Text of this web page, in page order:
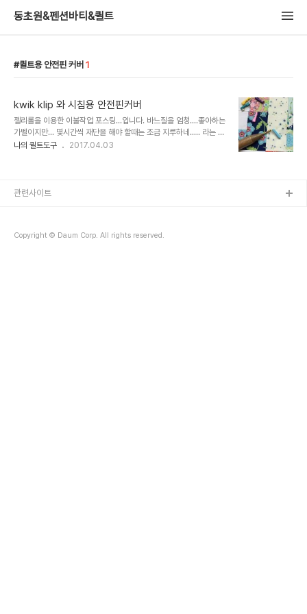
동초원&펜션바티&퀼트
퀼트용 안전핀 커버 1
kwik klip 와 시침용 안전핀커버
젤리롤을 이용한 이불작업 포스팅...입니다. 바느질을 엄청....좋아하는
가벨이지만... 몇시간씩 재단을 해야 할때는 조금 지루하네..... 라는 생
각을 아주 가끔..합니다.^^ 바느질하는 사람들..다 비슷비슷한가봐요
나의 퀼트도구 2017.04.03
Copyright © Daum Corp. All rights reserved.
관련사이트